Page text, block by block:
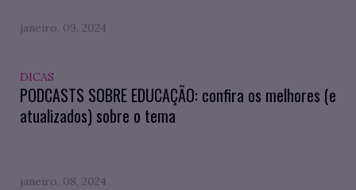
janeiro. 09, 2024
DICAS
PODCASTS SOBRE EDUCAÇÃO: confira os melhores (e
atualizados) sobre o tema
janeiro. 08, 2024